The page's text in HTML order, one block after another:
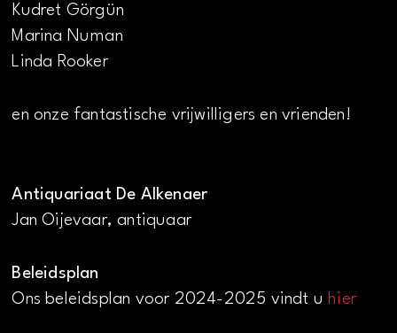
Kudret Görgün
Marina Numan
Linda Rooker
en onze fantastische vrijwilligers en vrienden!
Antiquariaat De Alkenaer
Jan Oijevaar, antiquaar
Beleidsplan
Ons beleidsplan voor 2024-2025 vindt uhier